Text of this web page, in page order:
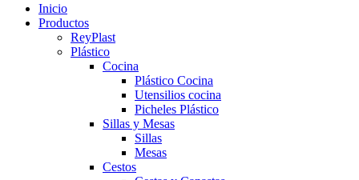
Inicio
Productos
ReyPlast
Plástico
Cocina
Plástico Cocina
Utensilios cocina
Picheles Plástico
Sillas y Mesas
Sillas
Mesas
Cestos